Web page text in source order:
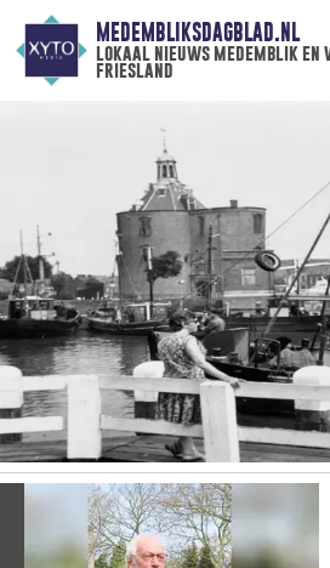
MEDEMBLIKSDAGBLAD.NL
lokaal nieuws medemblik en
friesland